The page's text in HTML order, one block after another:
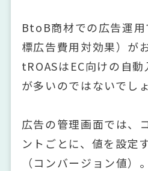
BtoB商材での広告運用
標広告費用対効果）が
tROASはEC向けの自
が多いのではないでし
広告の管理画面では、
ントごとに、値を設定
（コンバージョン値）。